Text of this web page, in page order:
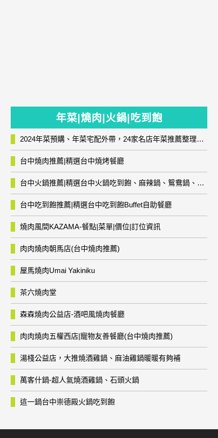
年菜|燒肉|火鍋|吃到飽
2024年菜預購、年菜宅配外帶，24家名店年菜推薦整理，圍爐輕鬆上菜團圓趣
台中燒肉推薦|精選台中燒烤餐廳
台中火鍋推薦|精選台中火鍋吃到飽、麻辣鍋、鴛鴦鍋、石頭火鍋、酸菜白肉鍋、海鮮鍋、燒酒雞、麻油雞、壽喜燒等熱門人氣火鍋店!
台中吃到飽推薦|精選台中吃到飽Buffet自助餐廳
燒肉風間KAZAMA-餐點|菜單|價位|訂位資訊
肉肉燒肉朝馬店(台中燒肉推薦)
屋馬燒肉Umai Yakiniku
茶六燒肉堂
森森燒肉公益店-酒吧風燒肉餐廳
肉肉燒肉五權西店|寵物友善餐廳(台中燒肉推薦)
湯棧公益店，大推燒酒雞鍋、麻油雞鍋暖暖有夠補
萬客什鍋-超人氣燒酒雞鍋、石頭火鍋
這一鍋台中崇德殿火鍋吃到飽